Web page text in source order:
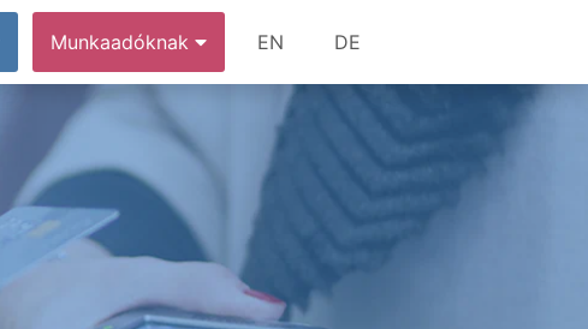
Munkaadóknak EN DE